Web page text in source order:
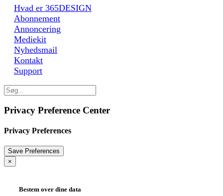
Hvad er 365DESIGN
Abonnement
Annoncering
Mediekit
Nyhedsmail
Kontakt
Support
Privacy Preference Center
Privacy Preferences
×
Bestem over dine data